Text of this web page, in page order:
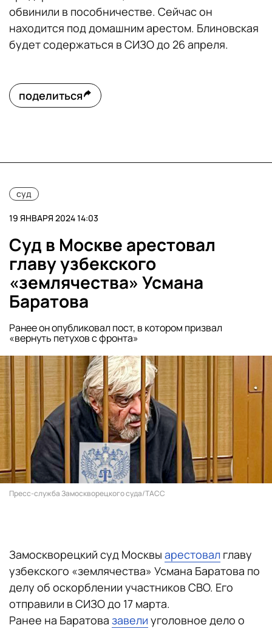
обвинили в пособничестве. Сейчас он
находится под домашним арестом. Блиновская
будет содержаться в СИЗО до 26 апреля.
поделиться
суд
19 ЯНВАРЯ 2024 14:03
Суд в Москве арестовал
главу узбекского
«землячества» Усмана
Баратова
Ранее он опубликовал пост, в котором призвал
«вернуть петухов с фронта»
Пресс-служба Замоскворецкого суда/ТАСС
Замоскворецкий суд Москвы арестовал главу
узбекского «землячества» Усмана Баратова по
делу об оскорблении участников СВО. Его
отправили в СИЗО до 17 марта.
Ранее на Баратова завели уголовное дело о